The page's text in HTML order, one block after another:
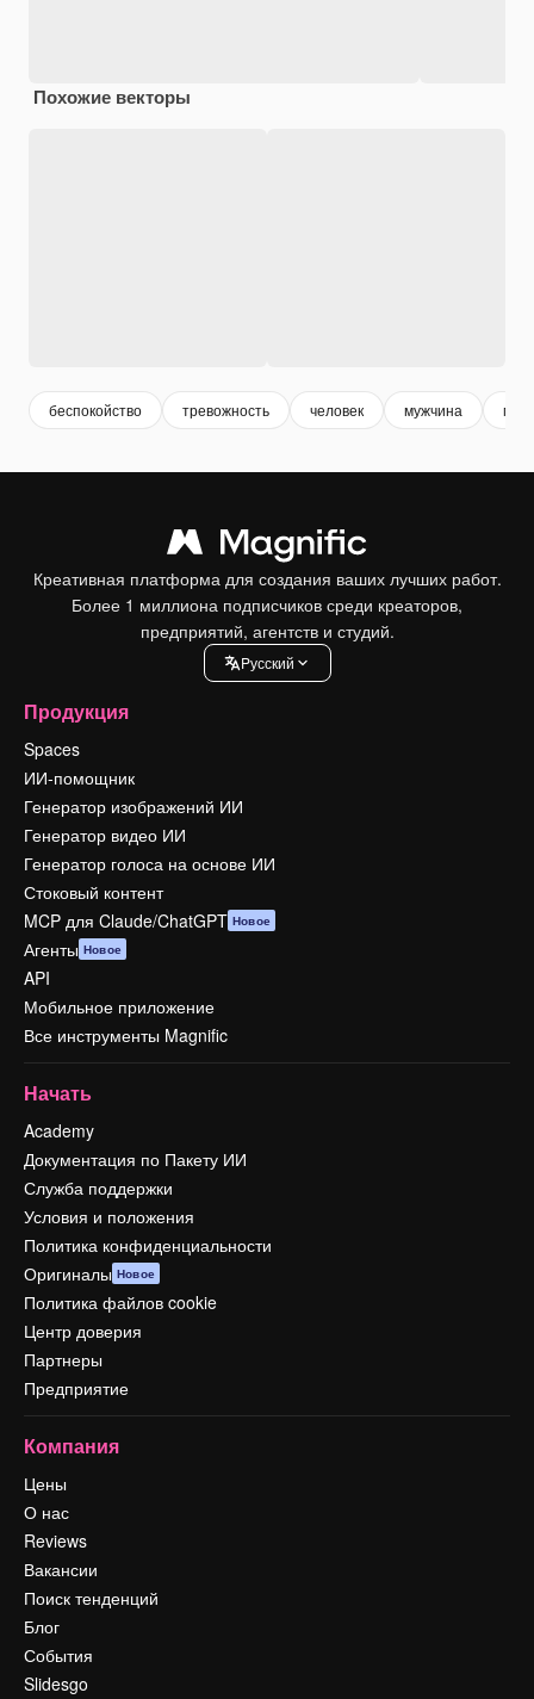
Похожие векторы
беспокойство тревожность человек мужчина
Креативная платформа для создания ваших лучших работ.
Более 1 миллиона подписчиков среди креаторов,
предприятий, агентств и студий.
Pусский
Продукция
Spaces
ИИ-помощник
Генератор изображений ИИ
Генератор видео ИИ
Генератор голоса на основе ИИ
Стоковый контент
MCP для Claude/ChatGPT Новое
Агенты Новое
API
Мобильное приложение
Все инструменты Magnific
Начать
Academy
Документация по Пакету ИИ
Служба поддержки
Условия и положения
Политика конфиденциальности
Оригиналы Новое
Политика файлов cookie
Центр доверия
Партнеры
Предприятие
Компания
Цены
О нас
Reviews
Вакансии
Поиск тенденций
Блог
События
Slidesgo